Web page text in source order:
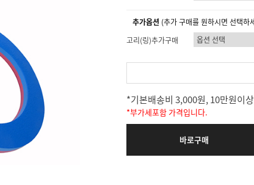
추가옵션 (추가 구매를 원하시면 선택하
고리(링)추가구매
*기본배송비 3,000원, 10만원이
*부가세포함 가격입니다.
바로구매